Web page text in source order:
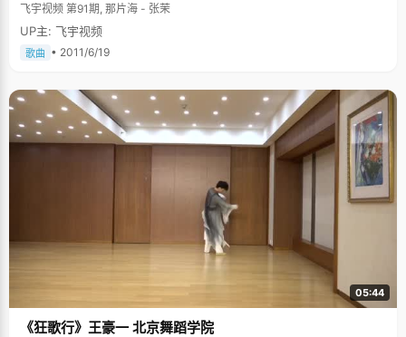
飞宇视频 第91期, 那片海 - 张茉
UP主: 飞宇视频
歌曲 • 2011/6/19
05:44
《狂歌行》王豪一 北京舞蹈学院